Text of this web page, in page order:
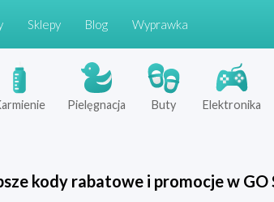
Sklepy Blog Wyprawka
Pielęgnacja Buty Elektronika
kody rabatowe i promocje w GO